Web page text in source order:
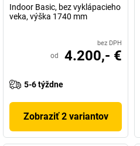
Indoor Basic, bez vyklápacieho
veka, výška 1740 mm
bez DPH
od 4.200,- €
5-6 týždne
Zobraziť 2 variantov